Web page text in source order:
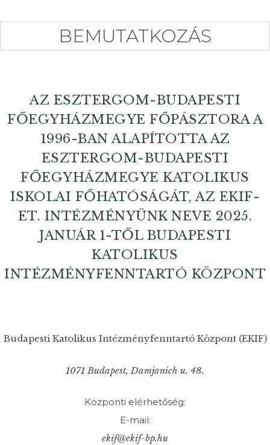
BEMUTATKOZÁS
AZ ESZTERGOM-BUDAPESTI
FŐEGYHÁZMEGYE FŐPÁSZTORA A
1996-BAN ALAPÍTOTTA AZ
ESZTERGOM-BUDAPESTI
FŐEGYHÁZMEGYE KATOLIKUS
ISKOLAI FŐHATÓSÁGÁT, AZ EKIF-
ET. INTÉZMÉNYÜNK NEVE 2025.
JANUÁR 1-TŐL BUDAPESTI
KATOLIKUS
INTÉZMÉNYFENNTARTÓ KÖZPONT
Budapesti Katolikus Intézményfenntartó Központ (EKIF)
1071 Budapest, Damjanich u. 48.
Központi elérhetőség:
E-mail:
ekif@ekif-bp.hu